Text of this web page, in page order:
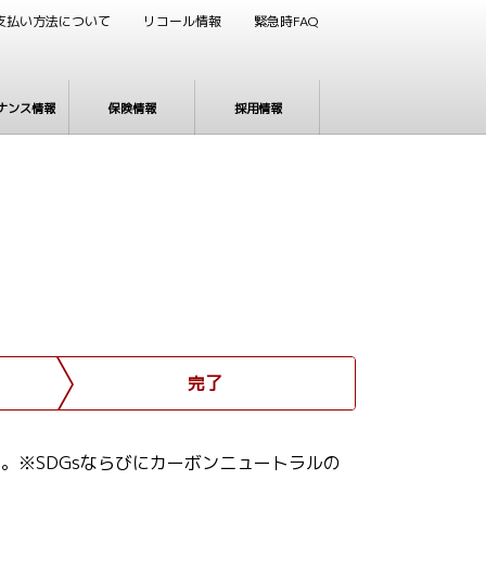
ンス情報 保険情報 採用情報
払い方法について リコール情報 緊急時FAQ
完了
※SDGsならびにカーボンニュートラルの